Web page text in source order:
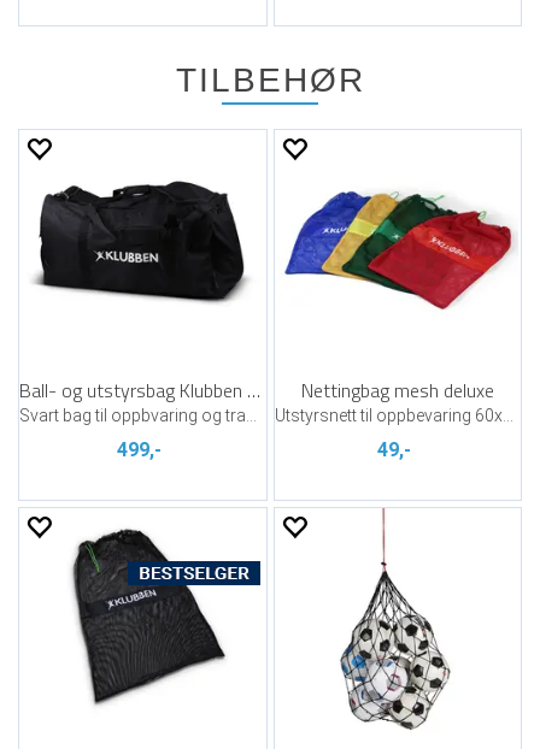
TILBEHØR
Ball- og utstyrsbag Klubben 128 ltr
499,-
Nettingbag mesh deluxe
49,-